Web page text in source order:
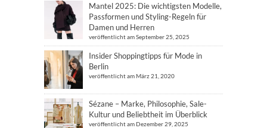
Mantel 2025: Die wichtigsten Modelle,
Passformen und Styling-Regeln für
Damen und Herren
veröffentlicht am September 25, 2025
Insider Shoppingtipps für Mode in
Berlin
veröffentlicht am März 21, 2020
Sézane – Marke, Philosophie, Sale-
Kultur und Beliebtheit im Überblick
veröffentlicht am Dezember 29, 2025